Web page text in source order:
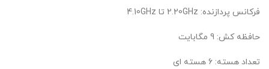
فرکانس پردازنده: 2.20GHz تا 4.10GHz
حافظه کش: 9 مگابايت
تعداد هسته: 6 هسته ای